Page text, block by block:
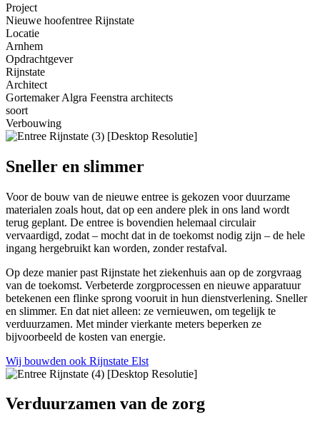
Project
Nieuwe hoofentree Rijnstate
Locatie
Arnhem
Opdrachtgever
Rijnstate
Architect
Gortemaker Algra Feenstra architects
soort
Verbouwing
Sneller en slimmer
Voor de bouw van de nieuwe entree is gekozen voor duurzame
materialen zoals hout, dat op een andere plek in ons land wordt
terug geplant. De entree is bovendien helemaal circulair
vervaardigd, zodat – mocht dat in de toekomst nodig zijn – de hele
ingang hergebruikt kan worden, zonder restafval.
Op deze manier past Rijnstate het ziekenhuis aan op de zorgvraag
van de toekomst. Verbeterde zorgprocessen en nieuwe apparatuur
betekenen een flinke sprong vooruit in hun dienstverlening. Sneller
en slimmer. En dat niet alleen: ze vernieuwen, om tegelijk te
verduurzamen. Met minder vierkante meters beperken ze
bijvoorbeeld de kosten van energie.
Wij bouwden ook Rijnstate Elst
Verduurzamen van de zorg